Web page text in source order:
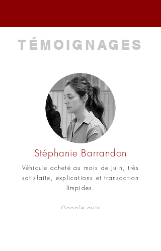
TÉMOIGNAGES
Stéphanie Barrandon
Véhicule acheté au mois de Juin, très
satisfaite, explications et transaction
limpides.
Google avis